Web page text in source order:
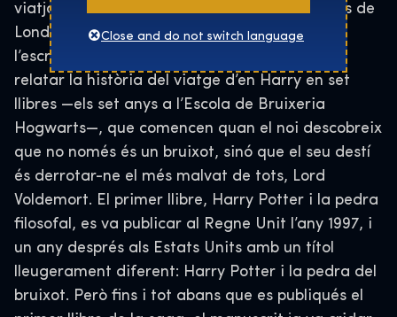
viatjant en tren cap a l’estació de King’s Cross de
Londres. A partir de la seva idea inicial,
l’escriptora de Harry Potter, J. K. Rowling, va
relatar la història del viatge d’en Harry en set
llibres —els set anys a l’Escola de Bruixeria
Hogwarts—, que comencen quan el noi descobreix
que no només és un bruixot, sinó que el seu destí
és derrotar-ne el més malvat de tots, Lord
Voldemort. El primer llibre, Harry Potter i la pedra
filosofal, es va publicar al Regne Unit l’any 1997, i
un any després als Estats Units amb un títol
lleugerament diferent: Harry Potter i la pedra del
bruixot. Però fins i tot abans que es publiqués el
Close and do not switch language